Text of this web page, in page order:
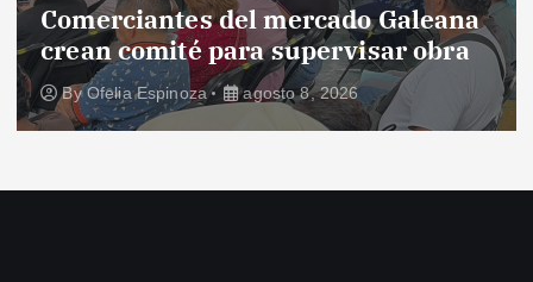
Comerciantes del mercado Galeana
crean comité para supervisar obra
ByOfelia Espinoza agosto 8, 2026